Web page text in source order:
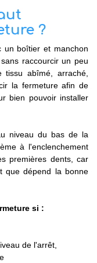
?
un boîtier et manchon
raccourcir un peu
tissu abîmé, arraché,
la fermeture afin de
bien pouvoir installer
niveau du bas de la
à l'enclenchement
premières dents, car
que dépend la bonne
si :
de l'arrêt,